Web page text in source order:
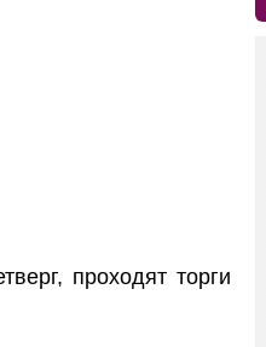
проходят торги